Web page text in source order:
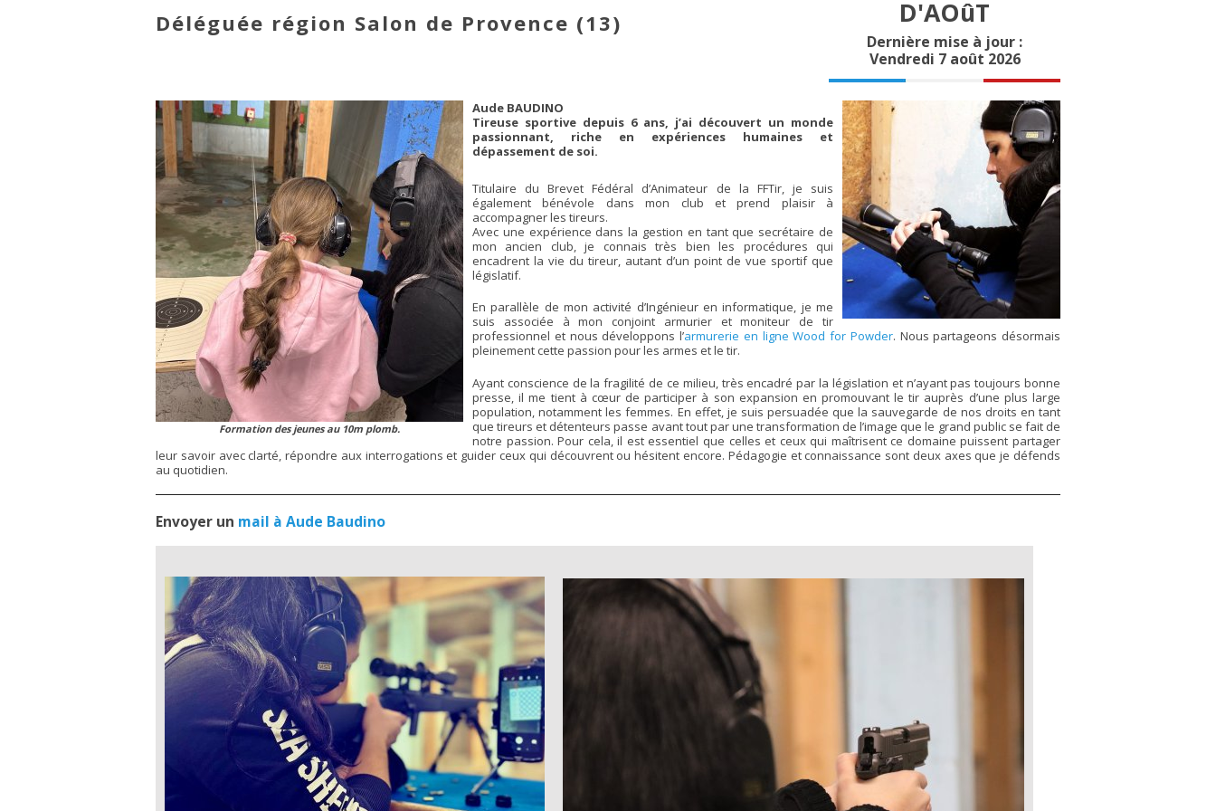
D'AOûT
Dernière mise à jour :
Vendredi 7 août 2026
Déléguée région Salon de Provence (13)
Formation des jeunes au 10m plomb.
Aude BAUDINO
Tireuse sportive depuis 6 ans, j’ai découvert un monde
passionnant, riche en expériences humaines et
dépassement de soi.
Titulaire du Brevet Fédéral d’Animateur de la FFTir, je suis
également bénévole dans mon club et prend plaisir à
accompagner les tireurs.
Avec une expérience dans la gestion en tant que secrétaire de
mon ancien club, je connais très bien les procédures qui
encadrent la vie du tireur, autant d’un point de vue sportif que
législatif.
En parallèle de mon activité d’Ingénieur en informatique, je me
suis associée à mon conjoint armurier et moniteur de tir
professionnel et nous développons l’armurerie en ligne Wood for Powder. Nous partageons désormais
pleinement cette passion pour les armes et le tir.
Ayant conscience de la fragilité de ce milieu, très encadré par la législation et n’ayant pas toujours bonne
presse, il me tient à cœur de participer à son expansion en promouvant le tir auprès d’une plus large
population, notamment les femmes. En effet, je suis persuadée que la sauvegarde de nos droits en tant
que tireurs et détenteurs passe avant tout par une transformation de l’image que le grand public se fait de
notre passion. Pour cela, il est essentiel que celles et ceux qui maîtrisent ce domaine puissent partager
leur savoir avec clarté, répondre aux interrogations et guider ceux qui découvrent ou hésitent encore. Pédagogie et connaissance sont deux axes que je défends
au quotidien.
Envoyer un mail à Aude Baudino